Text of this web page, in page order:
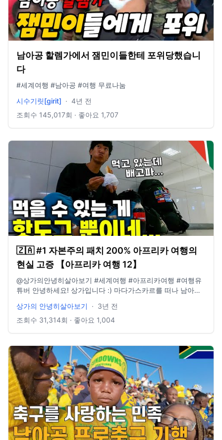
남아공 할렘가에서 잼민이들한테 포위당했습니
다
#세계여행 #남아공 #여행 무료나눔
시수기릿[girit] · 4년 전
조회수 145,017회 · 좋아요 1,707
🇿🇦 #1 자본주의 패치 200% 아프리카 여행의
현실 고증 【아프리카 여행 12】
@상가의안녕히살아보기 #세계여행 #아프리카여행 #여행유
튜버 안녕하세요! 상가입니다 :) 마다가스카르를 떠나 남아공
남아공은 제가 생각했던 거랑 조금 다르게 미국, 유럽과 비슷
한 모습이었어요 물가 또한... ➖ ✔️보시기 전 선 좋아요 👍🏻 영
https://www.instagram.com/sanghyuk1ee/ 📝 Blog :
https://blog.naver.com/sanghyuk1ee 📚 Brunch :
https://brunch.co.kr/@sanghyuk1ee ➖ #세계여헹 #아프리
카 #여행유튜버 ➖ Track : Black Comedy Music by 브금대
통령 Music provided by 브금대통령 Watch :
https://youtu.be/gHlSF3VpB9U 🎵Music provided by 브금
대통령 🎵Track : 백수의 하루 -
https://youtu.be/H62OF6OVeHQ Track : 댕청댕청 Music
by 브금대통령 Music provided by 브금대통령 Watch :
상가의 안녕히살아보기 · 3년 전
조회수 31,314회 · 좋아요 1,004